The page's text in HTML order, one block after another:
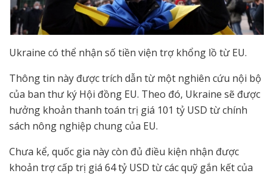
Ukraine có thể nhận số tiền viện trợ khổng lồ từ EU.
Thông tin này được trích dẫn từ một nghiên cứu nội bộ
của ban thư ký Hội đồng EU. Theo đó, Ukraine sẽ được
hưởng khoản thanh toán trị giá 101 tỷ USD từ chính
sách nông nghiệp chung của EU.
Chưa kể, quốc gia này còn đủ điều kiện nhận được
khoản trợ cấp trị giá 64 tỷ USD từ các quỹ gắn kết của